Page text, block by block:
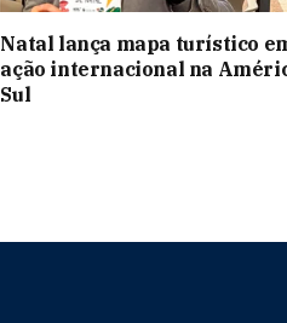
Natal lança mapa turístico
ação internacional na
Sul